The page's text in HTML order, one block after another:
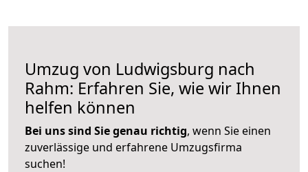
Umzug von Ludwigsburg nach
Rahm: Erfahren Sie, wie wir Ihnen
helfen können
Bei uns sind Sie genau richtig, wenn Sie einen
zuverlässige und erfahrene Umzugsfirma
suchen!